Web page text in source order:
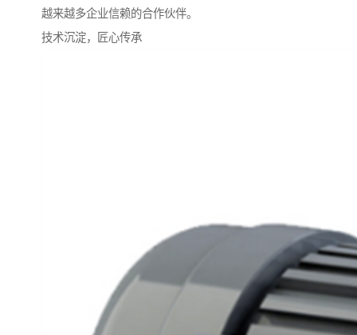
越来越多企业信赖的合作伙伴。
技术沉淀，匠心传承